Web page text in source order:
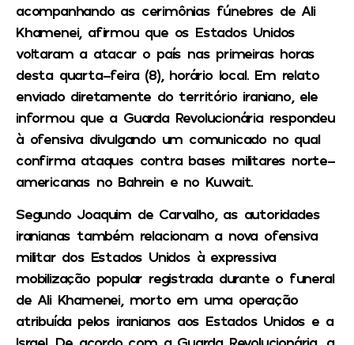
acompanhando as cerimônias fúnebres de Ali
Khamenei, afirmou que os Estados Unidos
voltaram a atacar o país nas primeiras horas
desta quarta-feira (8), horário local. Em relato
enviado diretamente do território iraniano, ele
informou que a Guarda Revolucionária respondeu
à ofensiva divulgando um comunicado no qual
confirma ataques contra bases militares norte-
americanas no Bahrein e no Kuwait.
Segundo Joaquim de Carvalho, as autoridades
iranianas também relacionam a nova ofensiva
militar dos Estados Unidos à expressiva
mobilização popular registrada durante o funeral
de Ali Khamenei, morto em uma operação
atribuída pelos iranianos aos Estados Unidos e a